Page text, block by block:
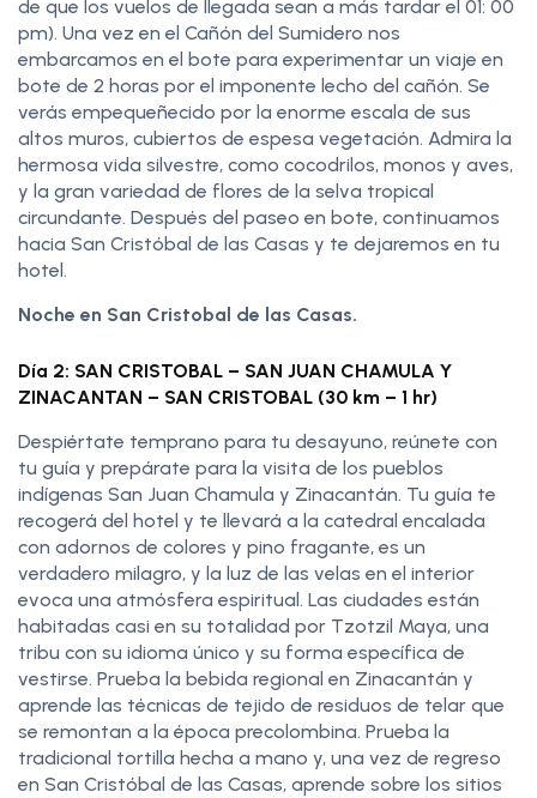
de que los vuelos de llegada sean a más tardar el 01: 00
pm). Una vez en el Cañón del Sumidero nos
embarcamos en el bote para experimentar un viaje en
bote de 2 horas por el imponente lecho del cañón. Se
verás empequeñecido por la enorme escala de sus
altos muros, cubiertos de espesa vegetación. Admira la
hermosa vida silvestre, como cocodrilos, monos y aves,
y la gran variedad de flores de la selva tropical
circundante. Después del paseo en bote, continuamos
hacia San Cristóbal de las Casas y te dejaremos en tu
hotel.
Noche en San Cristobal de las Casas.
Día 2: SAN CRISTOBAL – SAN JUAN CHAMULA Y
ZINACANTAN – SAN CRISTOBAL (30 km – 1 hr)
Despiértate temprano para tu desayuno, reúnete con
tu guía y prepárate para la visita de los pueblos
indígenas San Juan Chamula y Zinacantán. Tu guía te
recogerá del hotel y te llevará a la catedral encalada
con adornos de colores y pino fragante, es un
verdadero milagro, y la luz de las velas en el interior
evoca una atmósfera espiritual. Las ciudades están
habitadas casi en su totalidad por Tzotzil Maya, una
tribu con su idioma único y su forma específica de
vestirse. Prueba la bebida regional en Zinacantán y
aprende las técnicas de tejido de residuos de telar que
se remontan a la época precolombina. Prueba la
tradicional tortilla hecha a mano y, una vez de regreso
en San Cristóbal de las Casas, aprende sobre los sitios